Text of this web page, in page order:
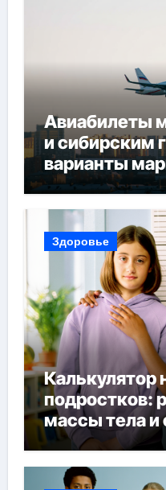
Авиабилеты
и сибирским
варианты
и советы по
поездки
Здоровье
Калькулятор
подростков:
массы тела и
возрасту,